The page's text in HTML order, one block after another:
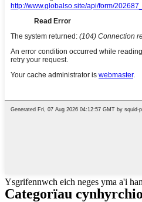
Ysgrifennwch eich neges yma a'i
Categorïau